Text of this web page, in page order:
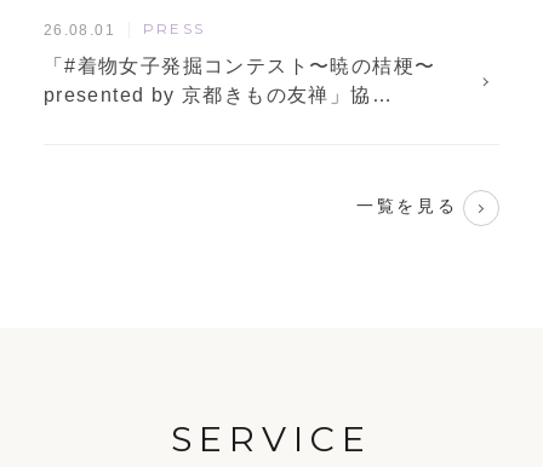
26.08.01 PRESS
「#着物女子発掘コンテスト〜暁の桔梗〜
presented by 京都きもの友禅」協…
一覧を見る
SERVICE